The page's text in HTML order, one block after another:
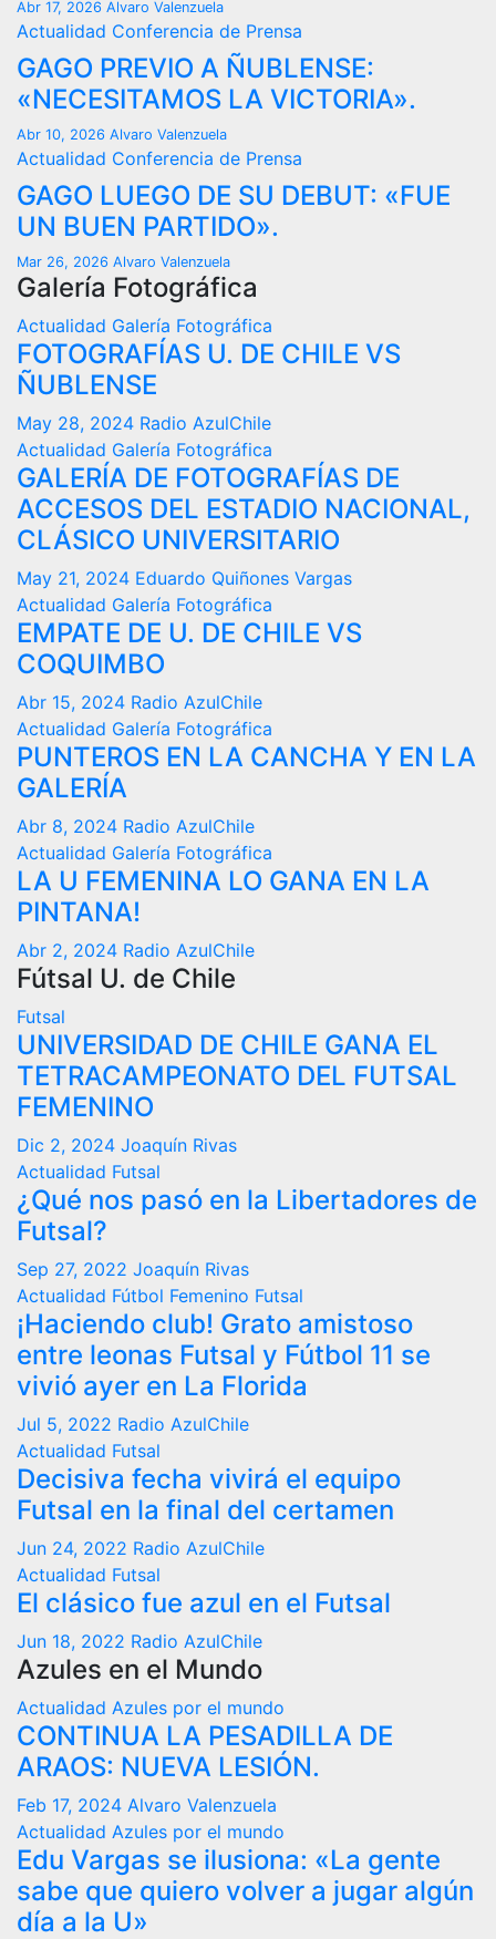
Abr 17, 2026 Alvaro Valenzuela
Actualidad Conferencia de Prensa
GAGO PREVIO A ÑUBLENSE:
«NECESITAMOS LA VICTORIA».
Abr 10, 2026 Alvaro Valenzuela
Actualidad Conferencia de Prensa
GAGO LUEGO DE SU DEBUT: «FUE
UN BUEN PARTIDO».
Mar 26, 2026 Alvaro Valenzuela
Galería Fotográfica
Actualidad Galería Fotográfica
FOTOGRAFÍAS U. DE CHILE VS
ÑUBLENSE
May 28, 2024 Radio AzulChile
Actualidad Galería Fotográfica
GALERÍA DE FOTOGRAFÍAS DE
ACCESOS DEL ESTADIO NACIONAL,
CLÁSICO UNIVERSITARIO
May 21, 2024 Eduardo Quiñones Vargas
Actualidad Galería Fotográfica
EMPATE DE U. DE CHILE VS
COQUIMBO
Abr 15, 2024 Radio AzulChile
Actualidad Galería Fotográfica
PUNTEROS EN LA CANCHA Y EN LA
GALERÍA
Abr 8, 2024 Radio AzulChile
Actualidad Galería Fotográfica
LA U FEMENINA LO GANA EN LA
PINTANA!
Abr 2, 2024 Radio AzulChile
Fútsal U. de Chile
Futsal
UNIVERSIDAD DE CHILE GANA EL
TETRACAMPEONATO DEL FUTSAL
FEMENINO
Dic 2, 2024 Joaquín Rivas
Actualidad Futsal
¿Qué nos pasó en la Libertadores de
Futsal?
Sep 27, 2022 Joaquín Rivas
Actualidad Fútbol Femenino Futsal
¡Haciendo club! Grato amistoso
entre leonas Futsal y Fútbol 11 se
vivió ayer en La Florida
Jul 5, 2022 Radio AzulChile
Actualidad Futsal
Decisiva fecha vivirá el equipo
Futsal en la final del certamen
Jun 24, 2022 Radio AzulChile
Actualidad Futsal
El clásico fue azul en el Futsal
Jun 18, 2022 Radio AzulChile
Azules en el Mundo
Actualidad Azules por el mundo
CONTINUA LA PESADILLA DE
ARAOS: NUEVA LESIÓN.
Feb 17, 2024 Alvaro Valenzuela
Actualidad Azules por el mundo
Edu Vargas se ilusiona: «La gente
sabe que quiero volver a jugar algún
día a la U»